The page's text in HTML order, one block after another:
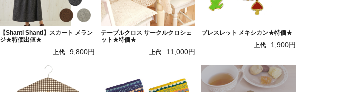
【Shanti Shanti】スカート メラン
ジ★特価出値★
上代
9,800円
テーブルクロス サークルクロシェ
ット★特価★
上代
11,000円
ブレスレット メキシカン★特価★
上代
1,900円